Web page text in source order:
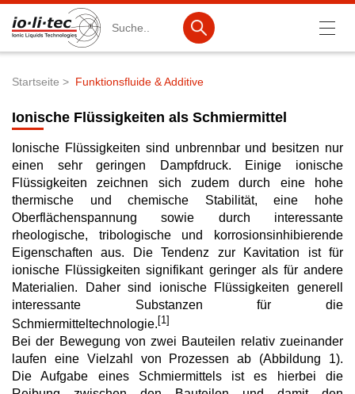
Katalog-Produkte
Produktlisten
Ionische Flüssigkeiten
Batteriematerialien
Nanotech & Coatings
3M Products & IoLiTherm
F&E-Dienstleistungen
Neue Produkte
Startseite Funktionsfluide & Additive
Ionische Flüssigkeiten als Schmiermittel
Ionische Flüssigkeiten sind unbrennbar und besitzen nur
einen sehr geringen Dampfdruck. Einige ionische
Flüssigkeiten zeichnen sich zudem durch eine hohe
thermische und chemische Stabilität, eine hohe
Oberflächenspannung sowie durch interessante
rheologische, tribologische und korrosionsinhibierende
Eigenschaften aus. Die Tendenz zur Kavitation ist für
ionische Flüssigkeiten signifikant geringer als für andere
Materialien. Daher sind ionische Flüssigkeiten generell
interessante Substanzen für die
Schmiermitteltechnologie. [1]
Bei der Bewegung von zwei Bauteilen relativ zueinander
laufen eine Vielzahl von Prozessen ab (Abbildung 1).
Die Aufgabe eines Schmiermittels ist es hierbei die